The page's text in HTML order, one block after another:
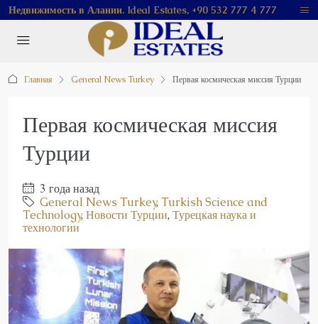
Недвижимость в Алании. Ideal Estates, +90 532 777 4 777
Главная General News Turkey Первая космическая миссия Турции
Первая космическая миссия
Турции
3 года назад
General News Turkey, Turkish Science and
Technology, Новости Турции, Турецкая наука и
технологии